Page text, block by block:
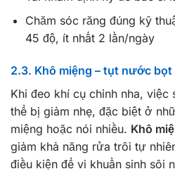
Chăm sóc răng đúng kỹ
45 độ, ít nhất 2 lần/ngày
2.3. Khô miệng – tụt nước bọt
Khi đeo khí cụ chỉnh nha,
thể bị giảm nhẹ, đặc biệt ở
miệng hoặc nói nhiều. Khô
giảm khả năng rửa trôi tự
điều kiện để vi khuẩn sinh sôi